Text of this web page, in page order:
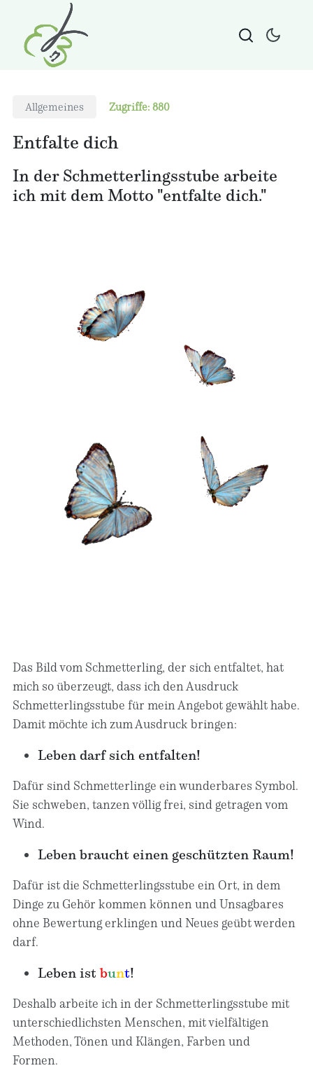
Allgemeines Zugriffe: 880
Entfalte dich
In der Schmetterlingsstube arbeite
ich mit dem Motto "entfalte dich."
Das Bild vom Schmetterling, der sich entfaltet, hat
mich so überzeugt, dass ich den Ausdruck
Schmetterlingsstube für mein Angebot gewählt habe.
Damit möchte ich zum Ausdruck bringen:
Leben darf sich entfalten!
Dafür sind Schmetterlinge ein wunderbares Symbol.
Sie schweben, tanzen völlig frei, sind getragen vom
Wind.
Leben braucht einen geschützten Raum!
Dafür ist die Schmetterlingsstube ein Ort, in dem
Dinge zu Gehör kommen können und Unsagbares
ohne Bewertung erklingen und Neues geübt werden
darf.
Leben ist bunt!
Deshalb arbeite ich in der Schmetterlingsstube mit
unterschiedlichsten Menschen, mit vielfältigen
Methoden, Tönen und Klängen, Farben und
Formen.